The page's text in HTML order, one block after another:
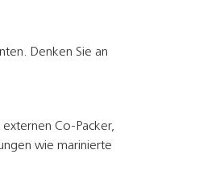
Denken Sie an
Co-Packer,
wie marinierte